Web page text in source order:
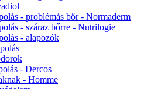
- problémás bőr - Normaderm
- száraz bőrre - Nutrilogie
- alapozók
- Dercos
- Homme